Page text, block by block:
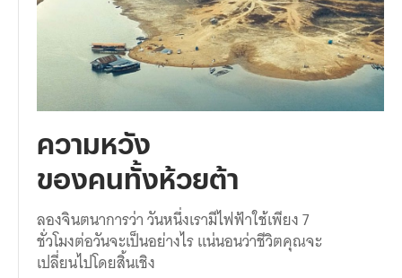
ความหวัง
ของคนทั้งห้วยต้า
ลองจินตนาการว่า วันหนึ่งเรามีไฟฟ้าใช้เพียง 7
ชั่วโมงต่อวันจะเป็นอย่างไร แน่นอนว่าชีวิตคุณจะ
เปลี่ยนไปโดยสิ้นเชิง